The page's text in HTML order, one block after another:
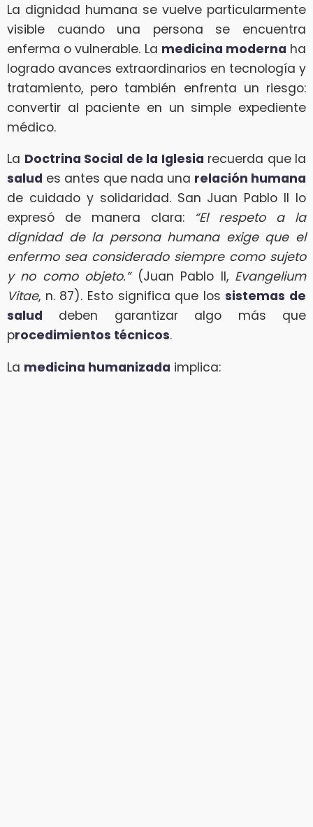
La dignidad humana se vuelve particularmente
visible cuando una persona se encuentra
enferma o vulnerable. La medicina moderna ha
logrado avances extraordinarios en tecnología y
tratamiento, pero también enfrenta un riesgo:
convertir al paciente en un simple expediente
médico.
La Doctrina Social de la Iglesia recuerda que la
salud es antes que nada una relación humana
de cuidado y solidaridad. San Juan Pablo II lo
expresó de manera clara: “El respeto a la
dignidad de la persona humana exige que el
enfermo sea considerado siempre como sujeto
y no como objeto.” (Juan Pablo II, Evangelium
Vitae, n. 87). Esto significa que lossistemas de
salud deben garantizar algo más que
procedimientos técnicos.
La medicina humanizada implica: